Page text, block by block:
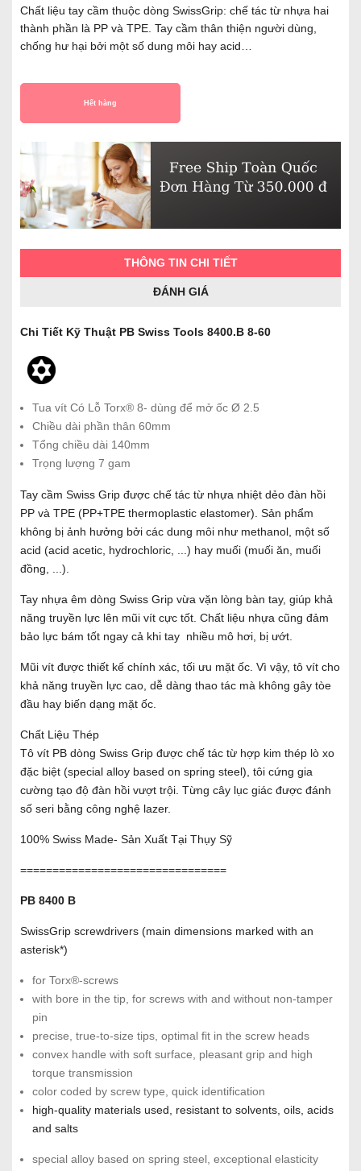
Chất liệu tay cầm thuộc dòng SwissGrip: chế tác từ nhựa hai
thành phần là PP và TPE. Tay cầm thân thiện người dùng,
chống hư hại bởi một số dung môi hay acid…
Hết hàng
THÔNG TIN CHI TIẾT
ĐÁNH GIÁ
Chi Tiết Kỹ Thuật PB Swiss Tools 8400.B 8-60
Tua vít Có Lỗ Torx® 8- dùng để mở ốc Ø 2.5
Chiều dài phần thân 60mm
Tổng chiều dài 140mm
Trọng lượng 7 gam
Tay cầm Swiss Grip được chế tác từ nhựa nhiệt dẻo đàn hồi
PP và TPE (PP+TPE thermoplastic elastomer). Sản phẩm
không bị ảnh hưởng bởi các dung môi như methanol, một số
acid (acid acetic, hydrochloric, ...) hay muối (muối ăn, muối
đồng, ...).
Tay nhựa êm dòng Swiss Grip vừa vặn lòng bàn tay, giúp khả
năng truyền lực lên mũi vít cực tốt. Chất liệu nhựa cũng đảm
bảo lực bám tốt ngay cả khi tay nhiều mô hơi, bị ướt.
Mũi vít được thiết kế chính xác, tối ưu mặt ốc. Vì vậy, tô vít cho
khả năng truyền lực cao, dễ dàng thao tác mà không gây tòe
đầu hay biến dạng mặt ốc.
Chất Liệu Thép
Tô vít PB dòng Swiss Grip được chế tác từ hợp kim thép lò xo
đặc biệt (special alloy based on spring steel), tôi cứng gia
cường tạo độ đàn hồi vượt trội. Từng cây lục giác được đánh
số seri bằng công nghệ lazer.
100% Swiss Made- Sản Xuất Tại Thụy Sỹ
================================
PB 8400 B
SwissGrip screwdrivers (main dimensions marked with an
asterisk*)
for Torx®-screws
with bore in the tip, for screws with and without non-tamper
pin
precise, true-to-size tips, optimal fit in the screw heads
convex handle with soft surface, pleasant grip and high
torque transmission
color coded by screw type, quick identification
high-quality materials used, resistant to solvents, oils, acids
and salts
special alloy based on spring steel, exceptional elasticity